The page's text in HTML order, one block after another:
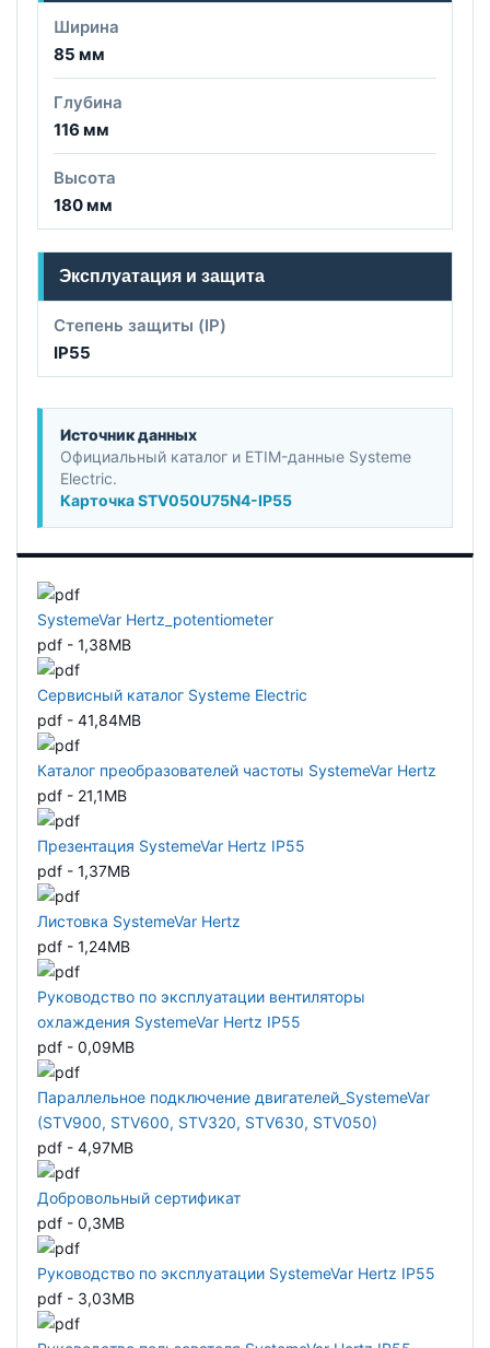
Ширина
85 мм
Глубина
116 мм
Высота
180 мм
Эксплуатация и защита
Степень защиты (IP)
IP55
Источник данных
Официальный каталог и ETIM-данные Systeme
Electric.
Карточка STV050U75N4-IP55
SystemeVar Hertz_potentiometer
pdf - 1,38MB
Сервисный каталог Systeme Electric
pdf - 41,84MB
Каталог преобразователей частоты SystemeVar Hertz
pdf - 21,1MB
Презентация SystemeVar Hertz IP55
pdf - 1,37MB
Листовка SystemeVar Hertz
pdf - 1,24MB
Руководство по эксплуатации вентиляторы
охлаждения SystemeVar Hertz IP55
pdf - 0,09MB
Параллельное подключение двигателей_SystemeVar
(STV900, STV600, STV320, STV630, STV050)
pdf - 4,97MB
Добровольный сертификат
pdf - 0,3MB
Руководство по эксплуатации SystemeVar Hertz IP55
pdf - 3,03MB